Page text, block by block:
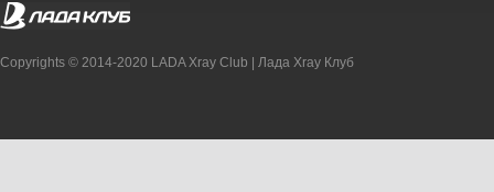
Copyrights © 2014-2020 LADA Xray Club | Лада Xray Клуб